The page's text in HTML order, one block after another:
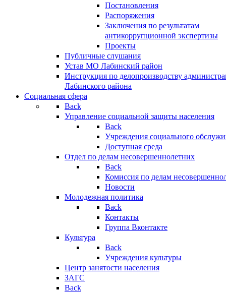
Постановления
Распоряжения
Заключения по результатам
антикоррупционной экспертизы
Проекты
Публичные слушания
Устав МО Лабинский район
Инструкция по делопроизводству
Лабинского района
Социальная сфера
Back
Управление социальной защиты населения
Back
Учреждения социального
Доступная среда
Отдел по делам несовершеннолетних
Back
Комиссия по делам
Новости
Молодежная политика
Back
Контакты
Группа Вконтакте
Культура
Back
Учреждения культуры
Центр занятости населения
ЗАГС
Back